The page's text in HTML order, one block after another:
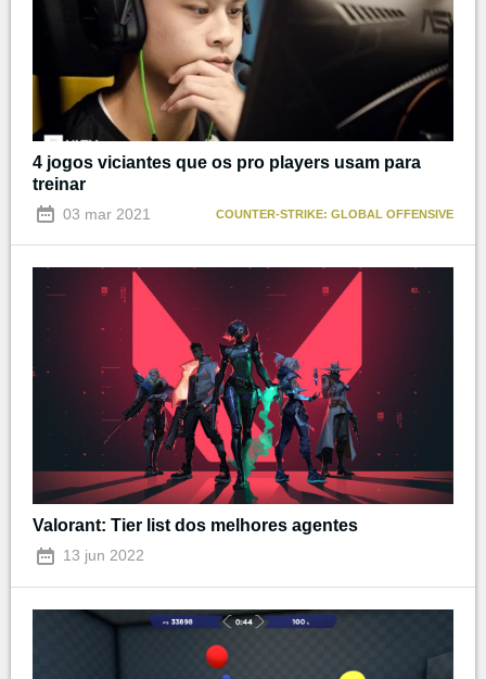
4 jogos viciantes que os pro players usam para
treinar
03 mar 2021 COUNTER-STRIKE: GLOBAL OFFENSIVE
Valorant: Tier list dos melhores agentes
13 jun 2022